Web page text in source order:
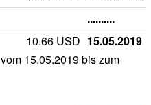
..........
10.66 USD 15.05.2019
vom 15.05.2019 bis zum